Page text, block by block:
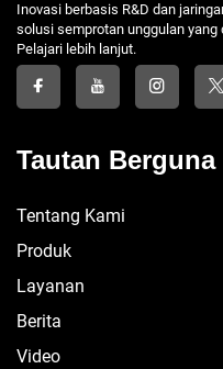
Inovasi berbasis R&D dan
solusi semprotan unggulan
Pelajari lebih lanjut.
Tautan Berguna
Tentang Kami
Produk
Layanan
Berita
Video